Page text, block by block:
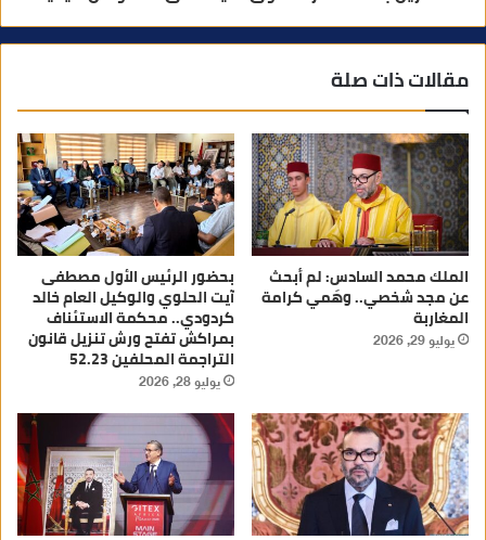
مقالات ذات صلة
الملك محمد السادس: لم أبحث
عن مجد شخصي.. وهَمي كرامة
المغاربة
يوليو 29, 2026
بحضور الرئيس الأول مصطفى
آيت الحلوي والوكيل العام خالد
كردودي.. محكمة الاستئناف
بمراكش تفتح ورش تنزيل قانون
التراجمة المحلفين 52.23
يوليو 28, 2026